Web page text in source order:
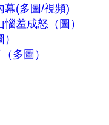
幕(多圖/視頻)
羞成怒（圖）
多圖）